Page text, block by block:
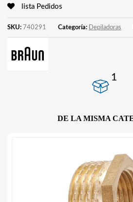
lista Pedidos
SKU: 740291 Categoría: Depiladoras
1
DE LA MISMA